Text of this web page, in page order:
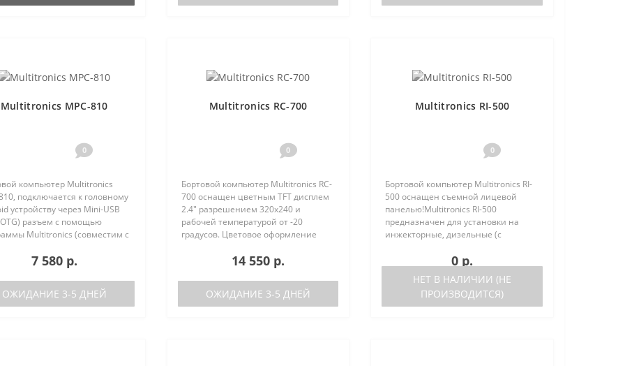
Multitronics MPC-810
0
компьютер Multitronics
подключается к головному
устройству через Mini-USB
разъем с помощью
Multitronics (совместим с
MPC-810 по сравнению с
7 580 р.
ОЖИДАНИЕ 3-5 ДНЕЙ
Multitronics RC-700
0
Бортовой компьютер Multitronics RC-
700 оснащен цветным TFT дисплем
2.4" разрешением 320х240 и
рабочей температурой от -20
градусов. Цветовое оформление
пользователем индивидуально (по
предустановленн..
14 550 р.
ОЖИДАНИЕ 3-5 ДНЕЙ
Multitronics RI-500
0
Бортовой компьютер Multitronics RI-
500 оснащен съемной лицевой
панелью!Multitronics RI-500
предназначен для установки на
инжекторные, дизельные (с
OBD-2) иномарки и отечественные
возможна ка..
0 р.
НЕТ В НАЛИЧИИ (НЕ
ПРОИЗВОДИТСЯ)